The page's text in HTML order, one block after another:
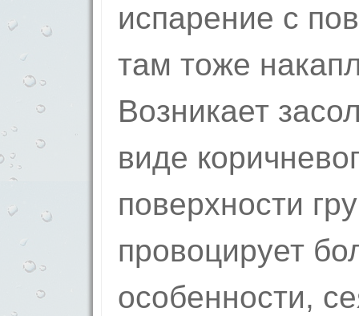
испарение с
там тоже
Возникает
виде
поверхности
провоцирует
особенности,